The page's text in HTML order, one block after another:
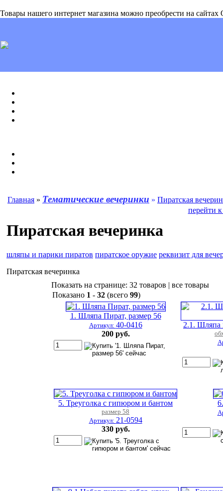
Товары нашего интернет магазина можно преобрести на
Главная » Тематические вечеринки » Пиратская
перейти к
Пиратская вечеринка
шляпы и парики пиратов пиратское оружие реквизит для
Пиратская вечеринка
Показать на странице: 32 товаров | все товары
Показано 1 - 32 (всего 99)
1. Шляпа Пират, размер 56
Артикул: 40-0416
200 руб.
2.1. Шляпа
5. Треуголка с гипюром и бантом
размер 58
Артикул: 21-0594
330 руб.